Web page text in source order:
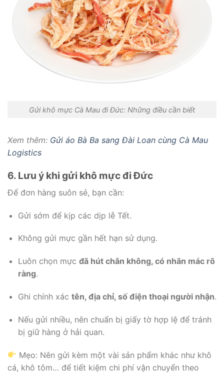
Gửi khô mực Cà Mau đi Đức: Những điều cần biết
Xem thêm: Gửi áo Bà Ba sang Đài Loan cùng Cà Mau
Logistics
6. Lưu ý khi gửi khô mực đi Đức
Để đơn hàng suôn sẻ, bạn cần:
Gửi sớm để kịp các dịp lễ Tết.
Không gửi mực gần hết hạn sử dụng.
Luôn chọn mực đã hút chân không, có nhãn mác rõ
ràng.
Ghi chính xác tên, địa chỉ, số điện thoại người nhận.
Nếu gửi nhiều, nên chuẩn bị giấy tờ hợp lệ để tránh
bị giữ hàng ở hải quan.
Mẹo: Nên gửi kèm một vài sản phẩm khác như khô
cá, khô tôm… để tiết kiệm chi phí vận chuyển theo